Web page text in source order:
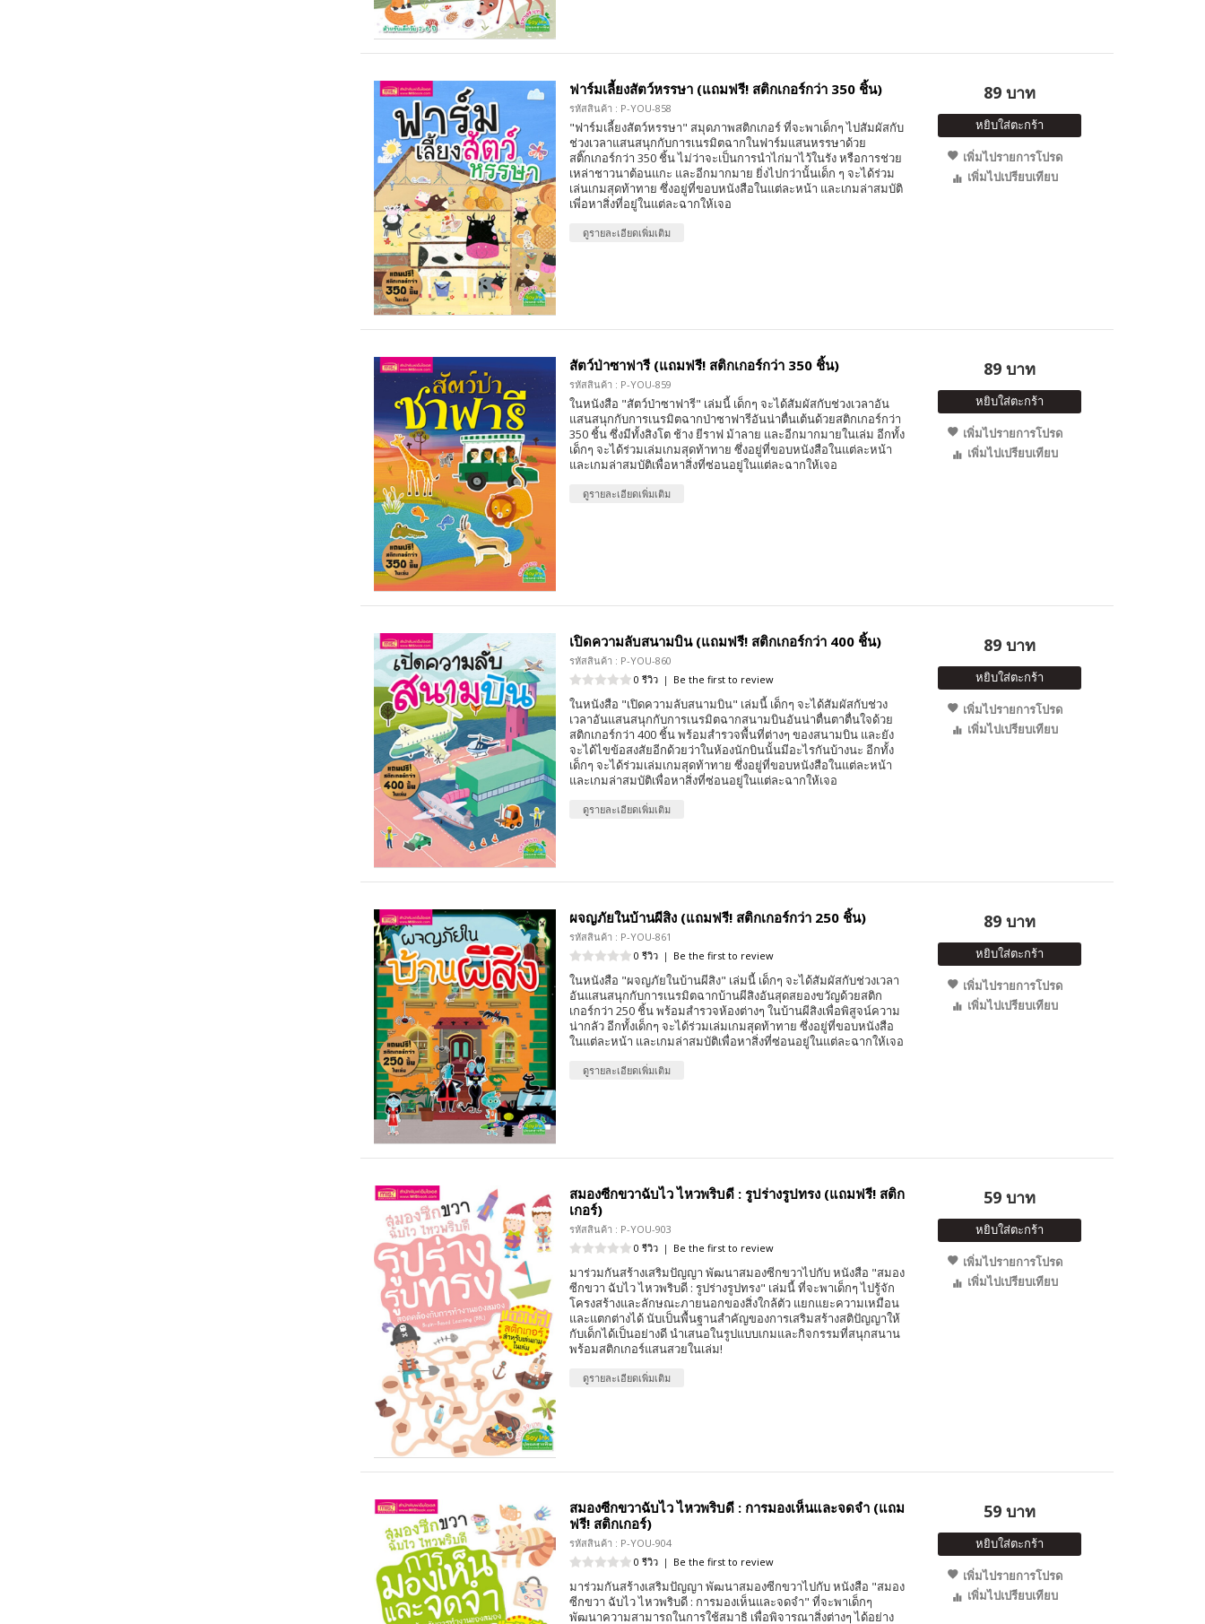
ฟาร์มเลี้ยงสัตว์หรรษา (แถมฟรี! สติกเกอร์กว่า 350 ชิ้น)
รหัสสินค้า : P-YOU-858
"ฟาร์มเลี้ยงสัตว์หรรษา" สมุดภาพสติกเกอร์ ที่จะพาเด็กๆ ไปสัมผัสกับ
ช่วงเวลาแสนสนุกกับการเนรมิตฉากในฟาร์มแสนหรรษาด้วย
สติ๊กเกอร์กว่า 350 ชิ้น ไม่ว่าจะเป็นการนำไก่มาไว้ในรัง หรือการช่วย
เหล่าชาวนาต้อนแกะ และอีกมากมาย ยิ่งไปกว่านั้นเด็ก ๆ จะได้ร่วม
เล่นเกมสุดท้าทาย ซึ่งอยู่ที่ขอบหนังสือในแต่ละหน้า และเกมล่าสมบัติ
เพี่อหาสิ่งที่อยู่ในแต่ละฉากให้เจอ
ดูรายละเอียดเพิ่มเติม
89 บาท
หยิบใส่ตะกร้า
เพิ่มไปรายการโปรด
เพิ่มไปเปรียบเทียบ
สัตว์ป่าซาฟารี (แถมฟรี! สติกเกอร์กว่า 350 ชิ้น)
รหัสสินค้า : P-YOU-859
ในหนังสือ "สัตว์ป่าซาฟารี" เล่มนี้ เด็กๆ จะได้สัมผัสกับช่วงเวลาอัน
แสนสนุกกับการเนรมิตฉากป่าซาฟารีอันน่าตื่นเต้นด้วยสติกเกอร์กว่า
350 ชิ้น ซึ่งมีทั้งสิงโต ช้าง ยีราฟ ม้าลาย และอีกมากมายในเล่ม อีกทั้ง
เด็กๆ จะได้ร่วมเล่มเกมสุดท้าทาย ซึ่งอยู่ที่ขอบหนังสือในแต่ละหน้า
และเกมล่าสมบัติเพื่อหาสิ่งที่ซ่อนอยู่ในแต่ละฉากให้เจอ
ดูรายละเอียดเพิ่มเติม
89 บาท
หยิบใส่ตะกร้า
เพิ่มไปรายการโปรด
เพิ่มไปเปรียบเทียบ
เปิดความลับสนามบิน (แถมฟรี! สติกเกอร์กว่า 400 ชิ้น)
รหัสสินค้า : P-YOU-860
0 รีวิว | Be the first to review
ในหนังสือ "เปิดความลับสนามบิน" เล่มนี้ เด็กๆ จะได้สัมผัสกับช่วง
เวลาอันแสนสนุกกับการเนรมิตฉากสนามบินอันน่าตื่นตาตื่นใจด้วย
สติกเกอร์กว่า 400 ชิ้น พร้อมสำรวจพื้นที่ต่างๆ ของสนามบิน และยัง
จะได้ไขข้อสงสัยอีกด้วยว่าในห้องนักบินนั้นมีอะไรกันบ้างนะ อีกทั้ง
เด็กๆ จะได้ร่วมเล่มเกมสุดท้าทาย ซึ่งอยู่ที่ขอบหนังสือในแต่ละหน้า
และเกมล่าสมบัติเพื่อหาสิ่งที่ซ่อนอยู่ในแต่ละฉากให้เจอ
ดูรายละเอียดเพิ่มเติม
89 บาท
หยิบใส่ตะกร้า
เพิ่มไปรายการโปรด
เพิ่มไปเปรียบเทียบ
ผจญภัยในบ้านผีสิง (แถมฟรี! สติกเกอร์กว่า 250 ชิ้น)
รหัสสินค้า : P-YOU-861
0 รีวิว | Be the first to review
ในหนังสือ "ผจญภัยในบ้านผีสิง" เล่มนี้ เด็กๆ จะได้สัมผัสกับช่วงเวลา
อันแสนสนุกกับการเนรมิตฉากบ้านผีสิงอันสุดสยองขวัญด้วยสติก
เกอร์กว่า 250 ชิ้น พร้อมสำรวจห้องต่างๆ ในบ้านผีสิงเพื่อพิสูจน์ความ
น่ากลัว อีกทั้งเด็กๆ จะได้ร่วมเล่มเกมสุดท้าทาย ซึ่งอยู่ที่ขอบหนังสือ
ในแต่ละหน้า และเกมล่าสมบัติเพื่อหาสิ่งที่ซ่อนอยู่ในแต่ละฉากให้เจอ
ดูรายละเอียดเพิ่มเติม
89 บาท
หยิบใส่ตะกร้า
เพิ่มไปรายการโปรด
เพิ่มไปเปรียบเทียบ
สมองซีกขวาฉับไว ไหวพริบดี : รูปร่างรูปทรง (แถมฟรี! สติก
เกอร์)
รหัสสินค้า : P-YOU-903
0 รีวิว | Be the first to review
มาร่วมกันสร้างเสริมปัญญา พัฒนาสมองซีกขวาไปกับ หนังสือ "สมอง
ซีกขวา ฉับไว ไหวพริบดี : รูปร่างรูปทรง" เล่มนี้ ที่จะพาเด็กๆ ไปรู้จัก
โครงสร้างและลักษณะภายนอกของสิ่งใกล้ตัว แยกแยะความเหมือน
และแตกต่างได้ นับเป็นพื้นฐานสำคัญของการเสริมสร้างสติปัญญาให้
กับเด็กได้เป็นอย่างดี นำเสนอในรูปแบบเกมและกิจกรรมที่สนุกสนาน
พร้อมสติกเกอร์แสนสวยในเล่ม!
ดูรายละเอียดเพิ่มเติม
59 บาท
หยิบใส่ตะกร้า
เพิ่มไปรายการโปรด
เพิ่มไปเปรียบเทียบ
สมองซีกขวาฉับไว ไหวพริบดี : การมองเห็นและจดจำ (แถม
ฟรี! สติกเกอร์)
รหัสสินค้า : P-YOU-904
0 รีวิว | Be the first to review
มาร่วมกันสร้างเสริมปัญญา พัฒนาสมองซีกขวาไปกับ หนังสือ "สมอง
ซีกขวา ฉับไว ไหวพริบดี : การมองเห็นและจดจำ" ที่จะพาเด็กๆ
พัฒนาความสามารถในการใช้สมาธิ เพื่อพิจารณาสิ่งต่างๆ ได้อย่าง
59 บาท
หยิบใส่ตะกร้า
เพิ่มไปรายการโปรด
เพิ่มไปเปรียบเทียบ